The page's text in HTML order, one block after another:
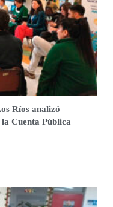
Ríos analizó
la Cuenta Pública